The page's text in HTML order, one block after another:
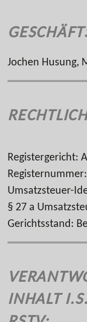
Jochen Husung,
Registergericht:
Umsatzsteuer-
§ 27 a
Gerichtsstand:
INHALT